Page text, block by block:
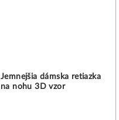
Jemnejšia dámska retiazka
na nohu 3D vzor